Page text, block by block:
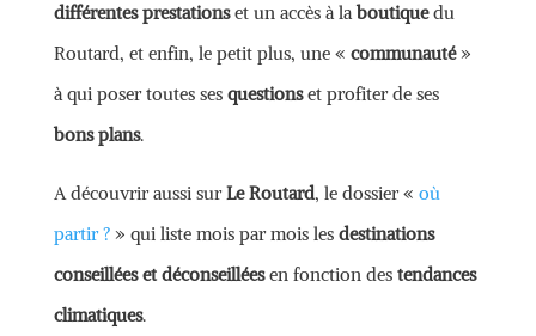
différentes prestationset un accès à laboutiquedu
Routard, et enfin, le petit plus, une « communauté»
à qui poser toutes ses questionset profiter de ses
bons plans.
A découvrir aussi surLe Routard, le dossier « où
partir ? » qui liste mois par mois les destinations
conseillées et déconseilléesen fonction des tendances
climatiques.